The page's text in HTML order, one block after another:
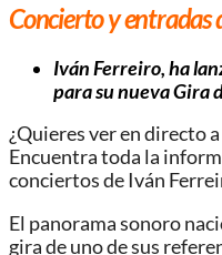
Concierto y entradas
Iván Ferreiro, ha
para su nueva Gira
¿Quieres ver en directo
Encuentra toda la
conciertos de Iván
El panorama sonoro
gira de uno de sus